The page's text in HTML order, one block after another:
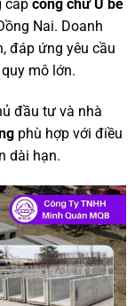
cấp cống chữ U bê
Nai. Doanh
đáp ứng yêu cầu
mô lớn.
đầu tư và nhà
phù hợp với điều
dài hạn.